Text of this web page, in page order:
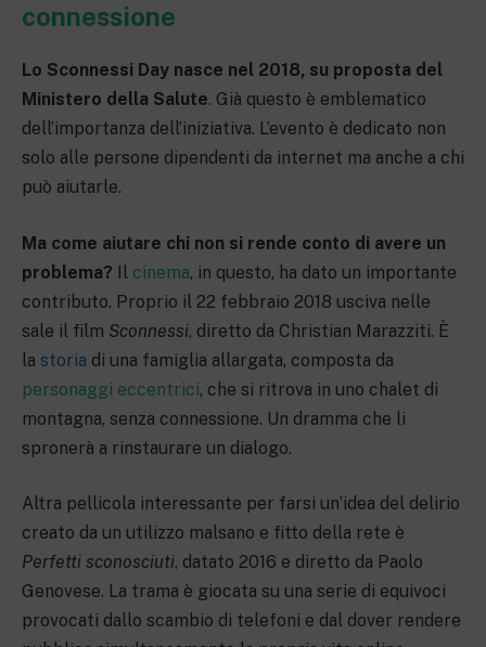
connessione
Lo Sconnessi Day nasce nel 2018, su proposta del
Ministero della Salute. Già questo è emblematico
dell’importanza dell’iniziativa. L’evento è dedicato non
solo alle persone dipendenti da internet ma anche a chi
può aiutarle.
Ma come aiutare chi non si rende conto di avere un
problema? Il cinema, in questo, ha dato un importante
contributo. Proprio il 22 febbraio 2018 usciva nelle
sale il film Sconnessi, diretto da Christian Marazziti. È
la storia di una famiglia allargata, composta da
personaggi eccentrici, che si ritrova in uno chalet di
montagna, senza connessione. Un dramma che li
spronerà a rinstaurare un dialogo.
Altra pellicola interessante per farsi un’idea del delirio
creato da un utilizzo malsano e fitto della rete è
Perfetti sconosciuti, datato 2016 e diretto da Paolo
Genovese. La trama è giocata su una serie di equivoci
provocati dallo scambio di telefoni e dal dover rendere